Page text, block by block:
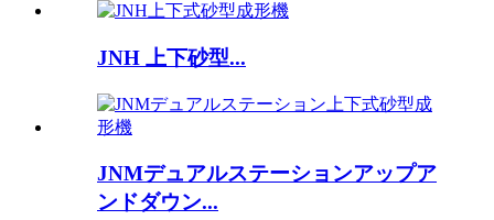
JNH 上下砂型...
JNMデュアルステーションアップア
ンドダウン...